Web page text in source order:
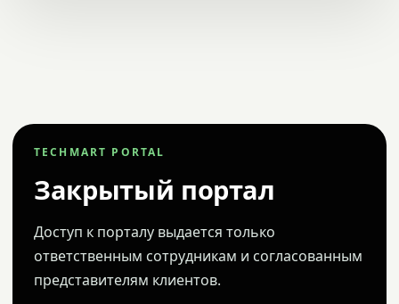
TECHMART PORTAL
Закрытый портал
Доступ к порталу выдается только
ответственным сотрудникам и согласованным
представителям клиентов.